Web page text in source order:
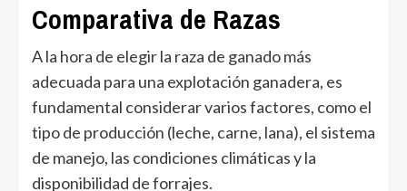
Comparativa de Razas
A la hora de elegir la raza de ganado más
adecuada para una explotación ganadera, es
fundamental considerar varios factores, como el
tipo de producción (leche, carne, lana), el sistema
de manejo, las condiciones climáticas y la
disponibilidad de forrajes.